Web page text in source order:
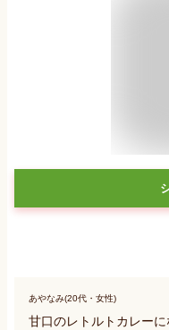
あやなみ(20代・女性)
甘口のレトルトカレー